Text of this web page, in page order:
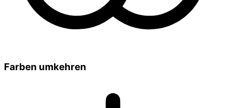
Farben umkehren